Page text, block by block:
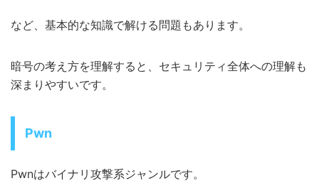
など、基本的な知識で解ける問題もあります。
暗号の考え方を理解すると、セキュリティ全体への理解も
深まりやすいです。
Pwn
Pwnはバイナリ攻撃系ジャンルです。